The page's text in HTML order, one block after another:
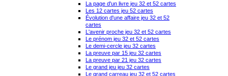
La page d'un livre jeu 32 et 52 cartes
Les 12 cartes jeu 52 cartes
Évolution d'une affaire jeu 32 et 52
cartes
L'avenir proche jeu 32 et 52 cartes
Le prénom jeu 32 et 52 cartes
Le demi-cercle jeu 32 cartes
La preuve par 15 jeu 32 cartes
La preuve par 21 jeu 32 cartes
Le grand jeu jeu 32 cartes
Le grand carreau jeu 32 et 52 cartes